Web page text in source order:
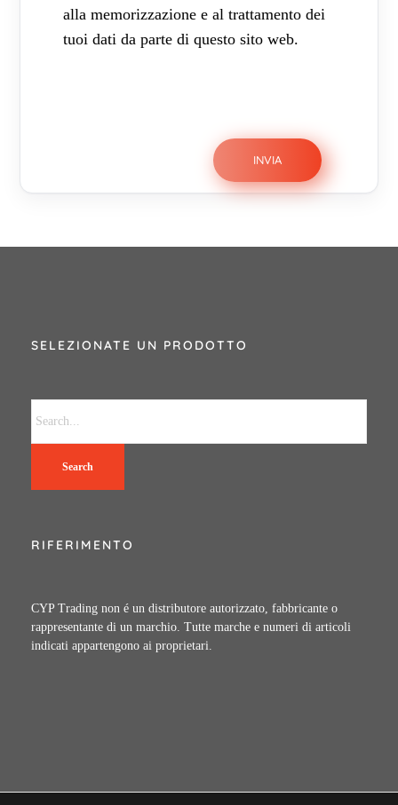
alla memorizzazione e al trattamento dei
tuoi dati da parte di questo sito web.
SELEZIONATE UN PRODOTTO
Search
RIFERIMENTO
CYP Trading non é un distributore autorizzato, fabbricante o
rappresentante di un marchio. Tutte marche e numeri di articoli
indicati appartengono ai proprietari.